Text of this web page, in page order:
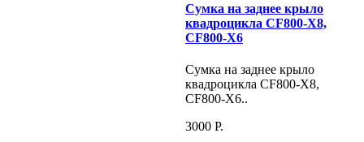
Сумка на заднее крыло
квадроцикла CF800-X8,
CF800-X6
Сумка на заднее крыло
квадроцикла CF800-X8,
CF800-X6..
3000 P.